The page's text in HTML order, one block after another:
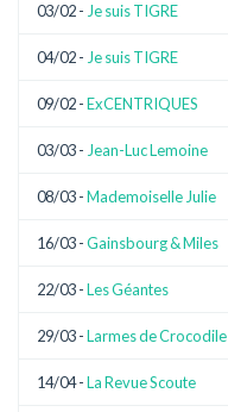
03/02 - Je suis TIGRE
04/02 - Je suis TIGRE
09/02 -ExCENTRIQUES
03/03 - Jean-Luc Lemoine
08/03 -Mademoiselle Julie
16/03 -Gainsbourg & Miles
22/03 -Les Géantes
29/03 -Larmes de Crocodile
14/04 -La Revue Scoute